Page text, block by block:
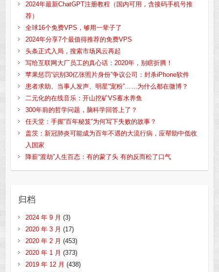
2024年最新ChatGPT注册教程（国内可用，含接码手机号推
荐）
全球16个免费VPS，够用一辈子了
2024年分享7个最值得推荐的免费VPS
头条正式入局，搜索市场风云再起
写给互联网大厂员工的真心话：2020年，别瞎折腾！
苹果惩罚“识别30亿张照片身份”争议公司：封杀iPhone软件
患者求助、当事人发声、明星“宠粉”……为什么都在微博？
二元化的在线音乐：开山挖矿VS蓄水养鱼
300年前的哲学问题，脑科学回答上了？
任天堂：手握“百年秘笈”为何写下失败的故事？
盖茨：新冠肺炎可能成为百年不遇的大流行病，应帮助中低收
入国家
降薪“渡劫”人生百态：有的蒙了头 有的反而松了口气
归档
2024 年 9 月 (3)
2020 年 3 月 (17)
2020 年 2 月 (453)
2020 年 1 月 (373)
2019 年 12 月 (438)